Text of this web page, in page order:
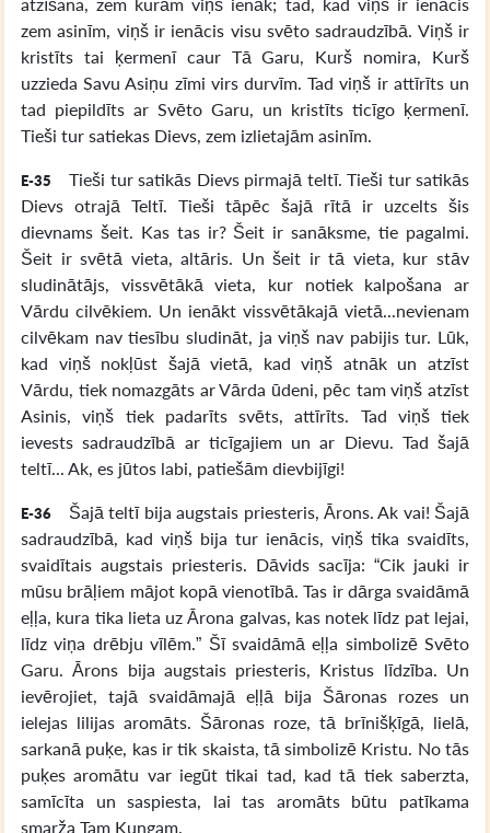
zem asinīm, viņš ir ienācis visu svēto sadraudzībā. Viņš ir
kristīts tai ķermenī caur Tā Garu, Kurš nomira, Kurš
uzzieda Savu Asiņu zīmi virs durvīm. Tad viņš ir attīrīts un
tad piepildīts ar Svēto Garu, un kristīts ticīgo ķermenī.
Tieši tur satiekas Dievs, zem izlietajām asinīm.
E-35
Tieši tur satikās Dievs pirmajā teltī. Tieši tur satikās
Dievs otrajā Teltī. Tieši tāpēc šajā rītā ir uzcelts šis
dievnams šeit. Kas tas ir? Šeit ir sanāksme, tie pagalmi.
Šeit ir svētā vieta, altāris. Un šeit ir tā vieta, kur stāv
sludinātājs, vissvētākā vieta, kur notiek kalpošana ar
Vārdu cilvēkiem. Un ienākt vissvētākajā vietā...nevienam
cilvēkam nav tiesību sludināt, ja viņš nav pabijis tur. Lūk,
kad viņš nokļūst šajā vietā, kad viņš atnāk un atzīst
Vārdu, tiek nomazgāts ar Vārda ūdeni, pēc tam viņš atzīst
Asinis, viņš tiek padarīts svēts, attīrīts. Tad viņš tiek
ievests sadraudzībā ar ticīgajiem un ar Dievu. Tad šajā
teltī... Ak, es jūtos labi, patiešām dievbijīgi!
E-36
Šajā teltī bija augstais priesteris, Ārons. Ak vai! Šajā
sadraudzībā, kad viņš bija tur ienācis, viņš tika svaidīts,
svaidītais augstais priesteris. Dāvids sacīja: “Cik jauki ir
mūsu brāļiem mājot kopā vienotībā. Tas ir dārga svaidāmā
eļļa, kura tika lieta uz Ārona galvas, kas notek līdz pat lejai,
līdz viņa drēbju vīlēm.” Šī svaidāmā eļļa simbolizē Svēto
Garu. Ārons bija augstais priesteris, Kristus līdzība. Un
ievērojiet, tajā svaidāmajā eļļā bija Šāronas rozes un
ielejas lilijas aromāts. Šāronas roze, tā brīnišķīgā, lielā,
sarkanā puķe, kas ir tik skaista, tā simbolizē Kristu. No tās
puķes aromātu var iegūt tikai tad, kad tā tiek saberzta,
samīcīta un saspiesta, lai tas aromāts būtu patīkama
smarža Tam Kungam.